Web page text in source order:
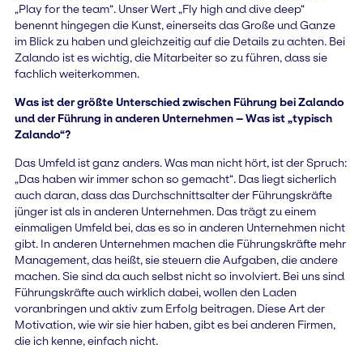
„Play for the team“. Unser Wert „Fly high and dive deep“
benennt hingegen die Kunst, einerseits das Große und Ganze
im Blick zu haben und gleichzeitig auf die Details zu achten. Bei
Zalando ist es wichtig, die Mitarbeiter so zu führen, dass sie
fachlich weiterkommen.
Was ist der größte Unterschied zwischen Führung bei Zalando
und der Führung in anderen Unternehmen – Was ist „typisch
Zalando“?
Das Umfeld ist ganz anders. Was man nicht hört, ist der Spruch:
„Das haben wir immer schon so gemacht“. Das liegt sicherlich
auch daran, dass das Durchschnittsalter der Führungskräfte
jünger ist als in anderen Unternehmen. Das trägt zu einem
einmaligen Umfeld bei, das es so in anderen Unternehmen nicht
gibt. In anderen Unternehmen machen die Führungskräfte mehr
Management, das heißt, sie steuern die Aufgaben, die andere
machen. Sie sind da auch selbst nicht so involviert. Bei uns sind
Führungskräfte auch wirklich dabei, wollen den Laden
voranbringen und aktiv zum Erfolg beitragen. Diese Art der
Motivation, wie wir sie hier haben, gibt es bei anderen Firmen,
die ich kenne, einfach nicht.